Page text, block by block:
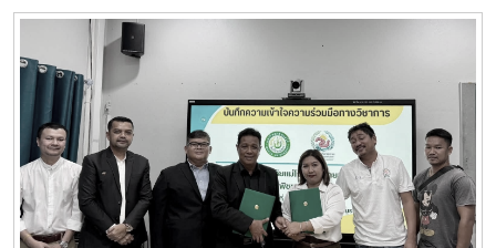
ฤกษ์ มหาวิทยาลัยแม่โจ้-ชุมพรในการนี้ ดร.ฐิระ ทองเหลือ
คณบดีมหาวิทยาลัยแม่โจ้-ชุมพร เป็นประธานกล่าวเปิดการ
อบรม และอาจารย์วีรชัย เพชรสุทธิ์ รองคณบดีฝ่ายวิชาการ
วิจัยและบริการวิชาการ กล่าวต้อนรับผู้เข้าร่วมอบรม โดยได้
รับเกียรติจากวิทยากรผู้ทรงคุณวุฒิจากสำนักงานปศุสัตว์เขต
8 จังหวัดสุราษฎร์ธานี นำโดย น.สพ.วิสูตร นวลขาว ผู้อำนวย
การส่วนมาตรฐานการปศุสัตว์ และนางสาวมนธิยารัตน์ สังฆ
ะโณ นักวิชาการสัตวบาล ถ่ายทอดความรู้ในหัวข้อ “การ
ปฏิบัติทางการเกษตรที่ดีสำหรับฟาร์มผึ้งชันโรงการฝึกอบรม